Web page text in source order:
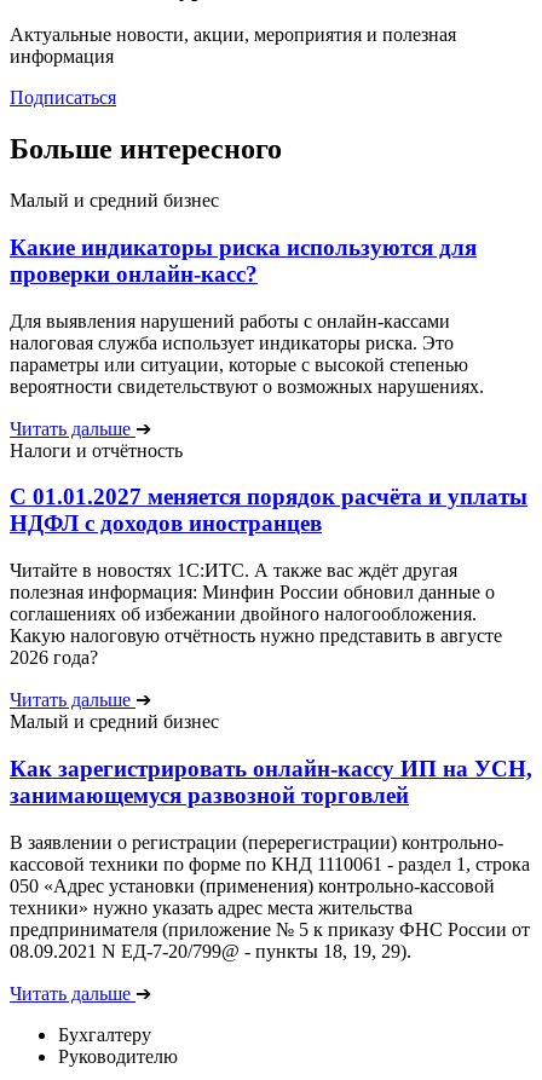
Актуальные новости, акции, мероприятия и полезная
информация
Подписаться
Больше интересного
Малый и средний бизнес
Какие индикаторы риска используются для
проверки онлайн-касс?
Для выявления нарушений работы с онлайн-кассами
налоговая служба использует индикаторы риска. Это
параметры или ситуации, которые с высокой степенью
вероятности свидетельствуют о возможных нарушениях.
Читать дальше ➔
Налоги и отчётность
С 01.01.2027 меняется порядок расчёта и уплаты
НДФЛ с доходов иностранцев
Читайте в новостях 1С:ИТС. А также вас ждёт другая
полезная информация: Минфин России обновил данные о
соглашениях об избежании двойного налогообложения.
Какую налоговую отчётность нужно представить в августе
2026 года?
Читать дальше ➔
Малый и средний бизнес
Как зарегистрировать онлайн-кассу ИП на УСН,
занимающемуся развозной торговлей
В заявлении о регистрации (перерегистрации) контрольно-
кассовой техники по форме по КНД 1110061 - раздел 1, строка
050 «Адрес установки (применения) контрольно-кассовой
техники» нужно указать адрес места жительства
предпринимателя (приложение № 5 к приказу ФНС России от
08.09.2021 N ЕД-7-20/799@ - пункты 18, 19, 29).
Читать дальше ➔
Бухгалтеру
Руководителю